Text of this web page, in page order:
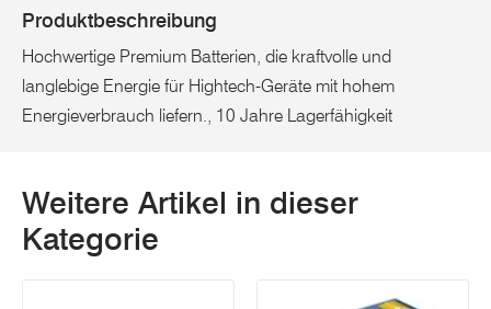
Produktbeschreibung
Hochwertige Premium Batterien, die kraftvolle und
langlebige Energie für Hightech-Geräte mit hohem
Energieverbrauch liefern., 10 Jahre Lagerfähigkeit
Weitere Artikel in dieser
Kategorie